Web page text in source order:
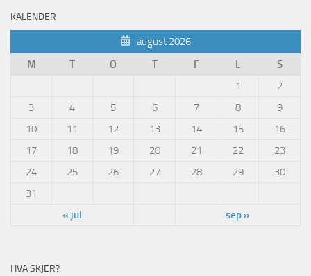
KALENDER
august 2026
M
T O T F L
S
1
2
3
4 5 6 7 8
9
10
11 12 13 14 15
16
17
18 19 20 21 22
23
24
25 26 27 28 29
30
31
« jul
sep »
HVA SKJER?